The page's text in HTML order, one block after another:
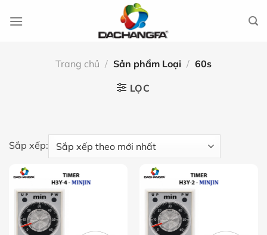
đến
Trang chủ / Sản phẩm Loại / 60s
LỌC
Sắp xếp: